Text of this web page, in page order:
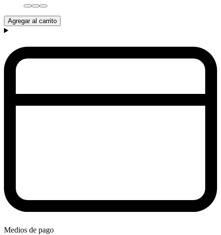
Agregar al carrito
Medios de pago